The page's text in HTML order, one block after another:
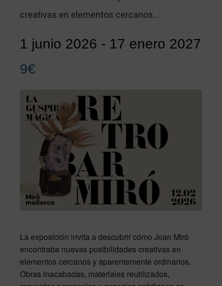
creativas en elementos cercanos…
1 junio 2026 - 17 enero 2027
9€
La exposición invita a descubrir cómo Joan Miró
encontraba nuevas posibilidades creativas en
elementos cercanos y aparentemente ordinarios.
Obras inacabadas, materiales reutilizados,